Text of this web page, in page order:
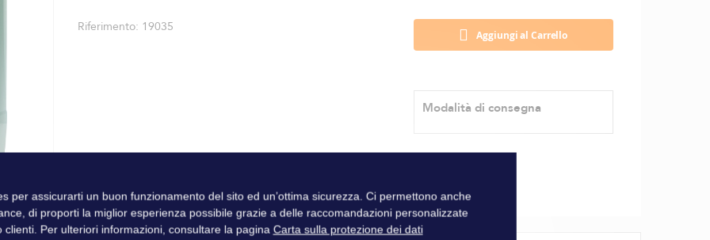
Riferimento 19035
Aggiungi al Carrello
Modalità di consegna
per assicurarti un buon funzionamento del sito ed un’ottima sicurezza. Ci permettono anche
di proporti la miglior esperienza possibile grazie a delle raccomandazioni personalizzate
clienti. Per ulteriori informazioni, consultare la pagina Carta sulla protezione dei dati